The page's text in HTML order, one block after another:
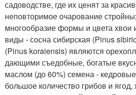
садоводстве, где их ценят за
неповторимое очарование
многообразие формы и цвета
виды - сосна сибирская (Pinus
(Pinus koraiensis) являются
дающими съедобные, богатые
маслом (до 60%) семена -
большое количество грибов и